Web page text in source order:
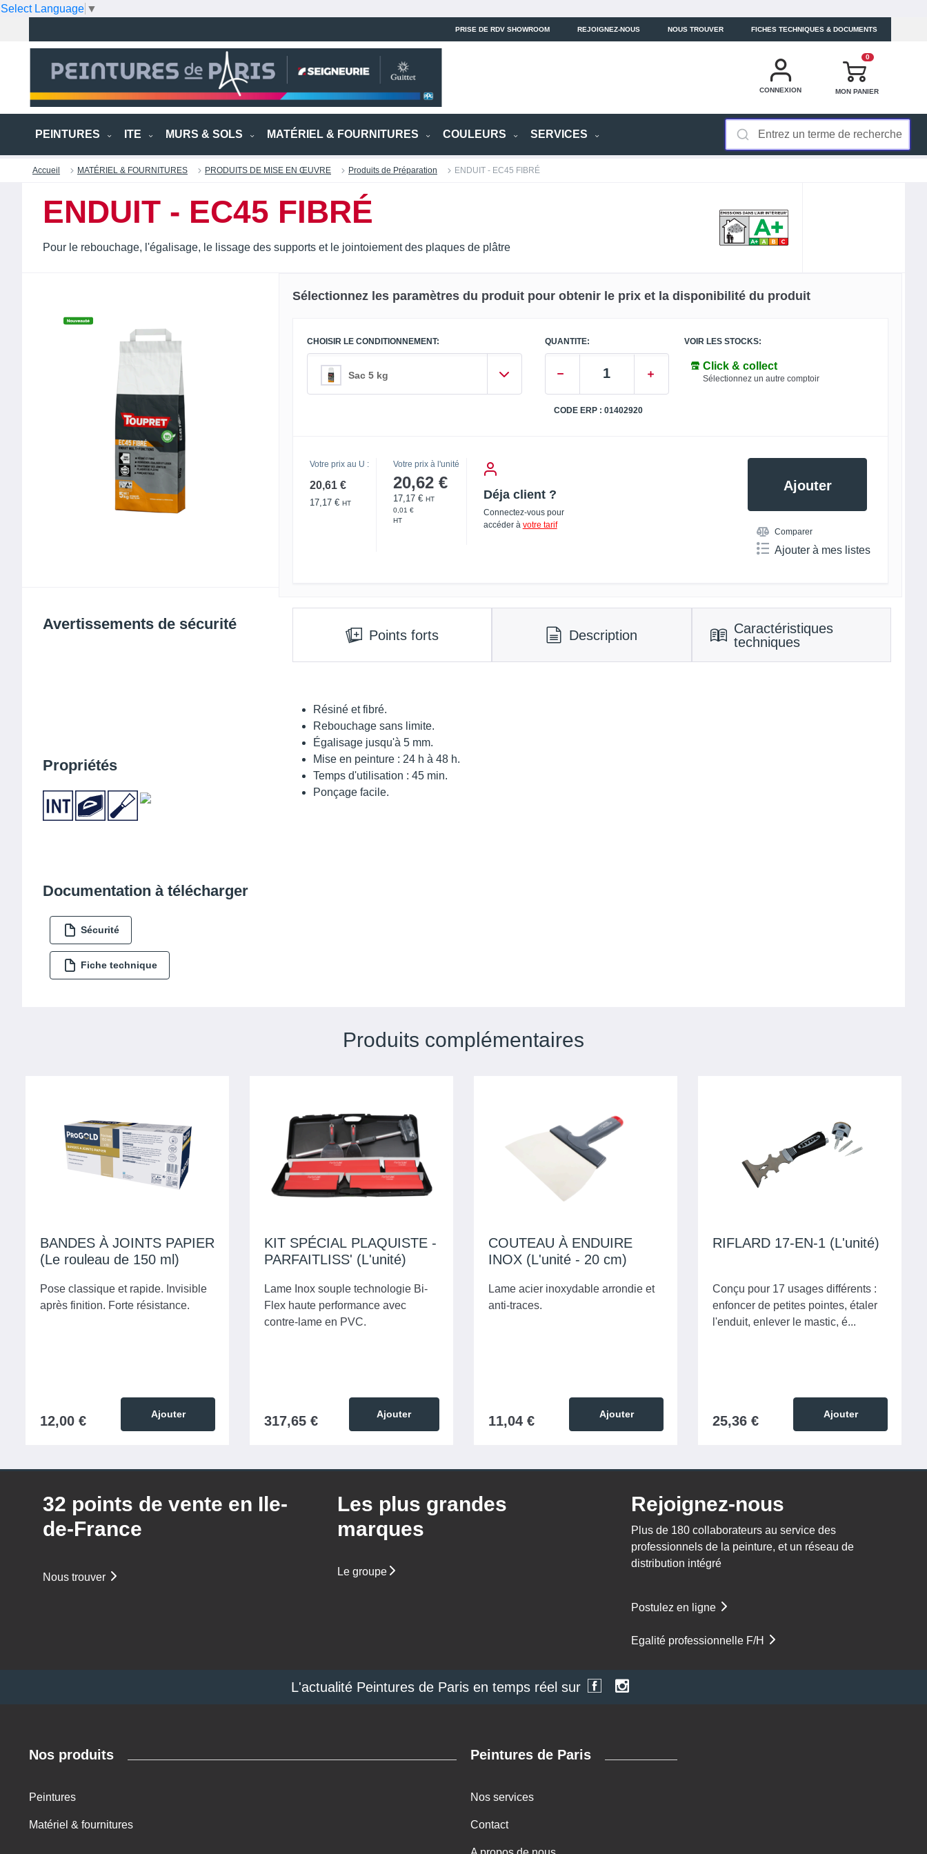
Select Language ▼
PRISE DE RDV SHOWROOM REJOIGNEZ-NOUS NOUS TROUVER FICHES TECHNIQUES & DOCUMENTS
CONNEXION
0
MON PANIER
PEINTURES ITE MURS & SOLS MATÉRIEL & FOURNITURES COULEURS SERVICES
Accueil MATÉRIEL & FOURNITURES PRODUITS DE MISE EN ŒUVRE Produits de Préparation ENDUIT - EC45 FIBRÉ
ENDUIT - EC45 FIBRÉ
Pour le rebouchage, l'égalisage, le lissage des supports et le jointoiement des plaques de plâtre
Avertissements de sécurité
Propriétés
Documentation à télécharger
Sécurité
Fiche technique
Sélectionnez les paramètres du produit pour obtenir le prix et la disponibilité du produit
CHOISIR LE CONDITIONNEMENT:
Sac 5 kg
QUANTITE:
CODE ERP : 01402920
VOIR LES STOCKS:
Click & collect
Sélectionnez un autre comptoir
Votre prix au U :
20,61 €
17,17 € HT
Votre prix à l'unité
20,62 €
17,17 € HT
0,01 €
HT
Déja client ?
Connectez-vous pour
accéder à votre tarif
Ajouter
Comparer
Ajouter à mes listes
Points forts Description
Caractéristiques
techniques
Résiné et fibré.
Rebouchage sans limite.
Égalisage jusqu'à 5 mm.
Mise en peinture : 24 h à 48 h.
Temps d'utilisation : 45 min.
Ponçage facile.
Produits complémentaires
BANDES À JOINTS PAPIER
(Le rouleau de 150 ml)
Pose classique et rapide. Invisible
après finition. Forte résistance.
12,00 € Ajouter
KIT SPÉCIAL PLAQUISTE -
PARFAITLISS' (L'unité)
Lame Inox souple technologie Bi-
Flex haute performance avec
contre-lame en PVC.
317,65 € Ajouter
COUTEAU À ENDUIRE
INOX (L'unité - 20 cm)
Lame acier inoxydable arrondie et
anti-traces.
11,04 € Ajouter
RIFLARD 17-EN-1 (L'unité)
Conçu pour 17 usages différents :
enfoncer de petites pointes, étaler
l'enduit, enlever le mastic, é...
25,36 € Ajouter
32 points de vente en Ile-
de-France
Nous trouver
Les plus grandes
marques
Le groupe
Rejoignez-nous
Plus de 180 collaborateurs au service des
professionnels de la peinture, et un réseau de
distribution intégré
Postulez en ligne
Egalité professionnelle F/H
L'actualité Peintures de Paris en temps réel sur
Nos produits
Peintures
Matériel & fournitures
Peintures de Paris
Nos services
Contact